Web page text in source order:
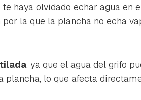
SESIÓN CANCELAR
haya olvidado echar agua en
la que la plancha no echa
, ya que el agua del grifo
lo que afecta
ACEPTAR